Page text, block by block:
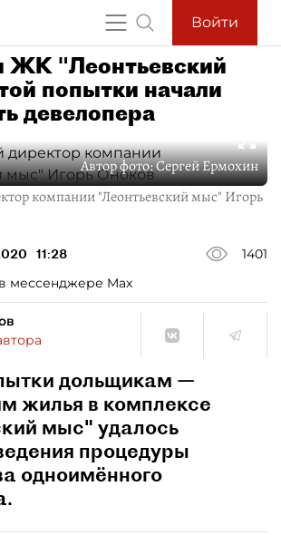
Войти
ЖК "Леонтьевский
попытки начали
девелопера
Автор фото:Сергей Ермохин
компании "Леонтьевский мыс" Игорь
11:28
1401
мессенджере Max
дольщикам —
жилья в комплексе
мыс" удалось
процедуры
одноимённого